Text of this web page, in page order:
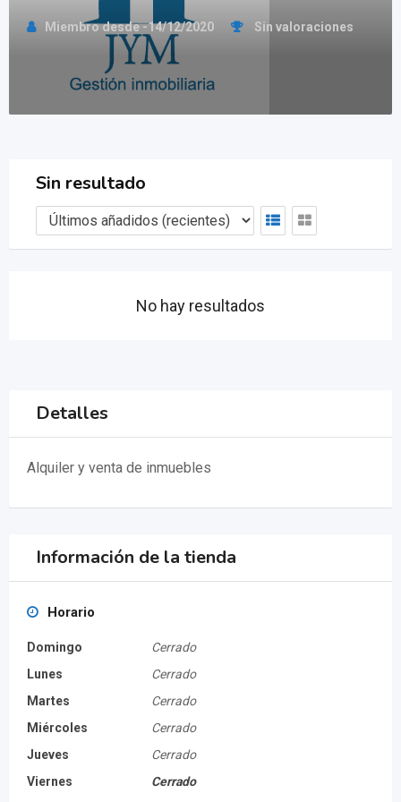
Miembro desde -14/12/2020 Sin valoraciones
Sin resultado
No hay resultados
Detalles
Alquiler y venta de inmuebles
Información de la tienda
Horario
Domingo
Cerrado
Lunes
Cerrado
Martes
Cerrado
Miércoles
Cerrado
Jueves
Cerrado
Viernes
Cerrado